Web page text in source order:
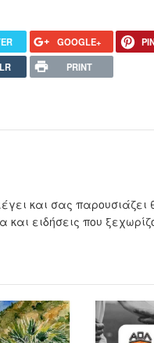
GOOGLE+
PRINT
και σας
ειδήσεις που